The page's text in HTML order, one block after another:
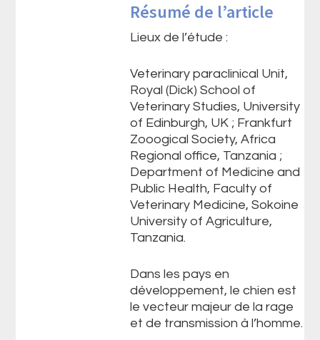
Résumé de l’article
Lieux de l’étude :
Veterinary paraclinical Unit,
Royal (Dick) School of
Veterinary Studies, University
of Edinburgh, UK ; Frankfurt
Zooogical Society, Africa
Regional office, Tanzania ;
Department of Medicine and
Public Health, Faculty of
Veterinary Medicine, Sokoine
University of Agriculture,
Tanzania.
Dans les pays en
développement, le chien est
le vecteur majeur de la rage
et de transmission à l’homme.